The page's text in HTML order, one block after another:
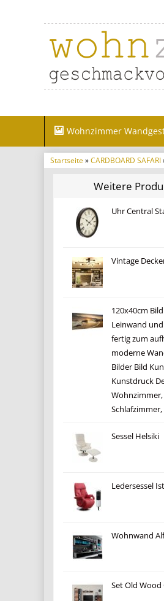
Wohnzimmer
Startseite»CARDBOARD SAFARI
Weitere
Uhr Central
Vintage
120x40cm
Leinwand
fertig zum
moderne
Bilder Bild
Kunstdruck
Wohnzimmer,
Sessel Helsiki
Ledersessel
Wohnwand
Set Old